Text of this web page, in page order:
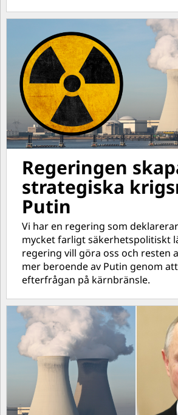
Regeringen
strategiska
Putin
Vi har en regering som
mycket farligt säkerhetspolitiskt
regering vill göra oss och resten
mer beroende av Putin genom
efterfrågan på kärnbränsle.